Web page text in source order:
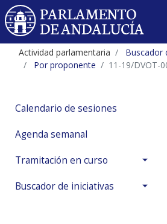
Actividad parlamentaria
Buscador
Por proponente
11-19/DVOT-
Calendario de sesiones
Agenda semanal
Tramitación en curso
Buscador de iniciativas